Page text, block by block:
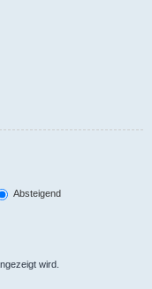
Absteigend
wird.